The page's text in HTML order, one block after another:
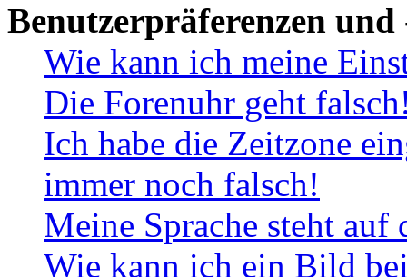
Benutzerpräferenzen und
Wie kann ich meine
Die Forenuhr geht
Ich habe die Zeitzone
immer noch falsch!
Meine Sprache steht
Wie kann ich ein Bild